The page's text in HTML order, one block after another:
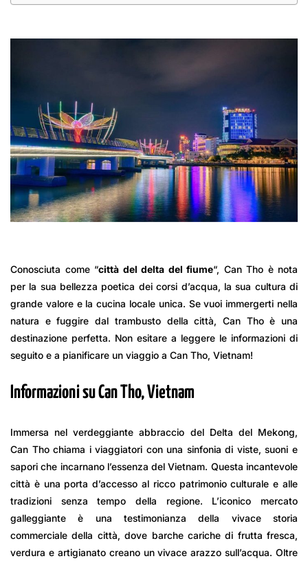
Conosciuta come “città del delta del fiume“, Can Tho è nota
per la sua bellezza poetica dei corsi d’acqua, la sua cultura di
grande valore e la cucina locale unica. Se vuoi immergerti nella
natura e fuggire dal trambusto della città, Can Tho è una
destinazione perfetta. Non esitare a leggere le informazioni di
seguito e a pianificare un viaggio a Can Tho, Vietnam!
Informazioni su Can Tho, Vietnam
Immersa nel verdeggiante abbraccio del Delta del Mekong,
Can Tho chiama i viaggiatori con una sinfonia di viste, suoni e
sapori che incarnano l’essenza del Vietnam. Questa incantevole
città è una porta d’accesso al ricco patrimonio culturale e alle
tradizioni senza tempo della regione. L’iconico mercato
galleggiante è una testimonianza della vivace storia
commerciale della città, dove barche cariche di frutta fresca,
verdura e artigianato creano un vivace arazzo sull’acqua. Oltre